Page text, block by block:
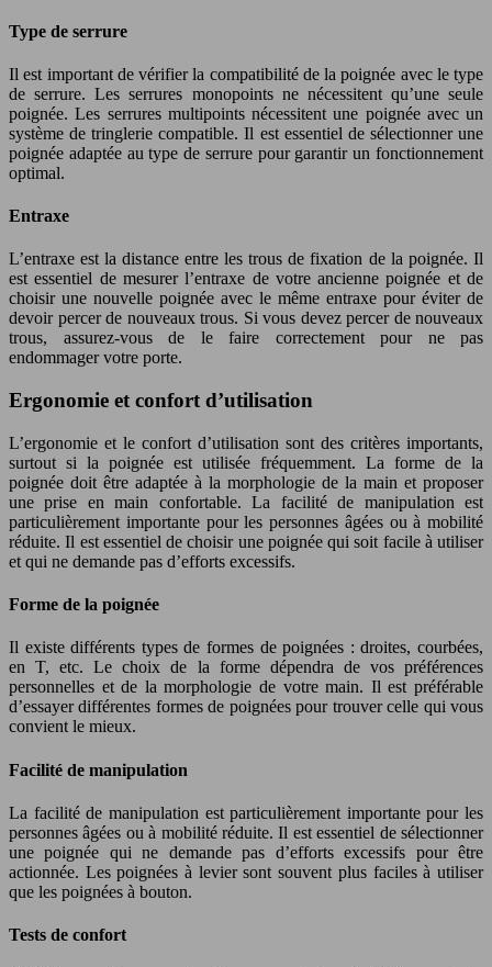
Type de serrure
Il est important de vérifier la compatibilité de la poignée avec le type
de serrure. Les serrures monopoints ne nécessitent qu’une seule
poignée. Les serrures multipoints nécessitent une poignée avec un
système de tringlerie compatible. Il est essentiel de sélectionner une
poignée adaptée au type de serrure pour garantir un fonctionnement
optimal.
Entraxe
L’entraxe est la distance entre les trous de fixation de la poignée. Il
est essentiel de mesurer l’entraxe de votre ancienne poignée et de
choisir une nouvelle poignée avec le même entraxe pour éviter de
devoir percer de nouveaux trous. Si vous devez percer de nouveaux
trous, assurez-vous de le faire correctement pour ne pas
endommager votre porte.
Ergonomie et confort d’utilisation
L’ergonomie et le confort d’utilisation sont des critères importants,
surtout si la poignée est utilisée fréquemment. La forme de la
poignée doit être adaptée à la morphologie de la main et proposer
une prise en main confortable. La facilité de manipulation est
particulièrement importante pour les personnes âgées ou à mobilité
réduite. Il est essentiel de choisir une poignée qui soit facile à utiliser
et qui ne demande pas d’efforts excessifs.
Forme de la poignée
Il existe différents types de formes de poignées : droites, courbées,
en T, etc. Le choix de la forme dépendra de vos préférences
personnelles et de la morphologie de votre main. Il est préférable
d’essayer différentes formes de poignées pour trouver celle qui vous
convient le mieux.
Facilité de manipulation
La facilité de manipulation est particulièrement importante pour les
personnes âgées ou à mobilité réduite. Il est essentiel de sélectionner
une poignée qui ne demande pas d’efforts excessifs pour être
actionnée. Les poignées à levier sont souvent plus faciles à utiliser
que les poignées à bouton.
Tests de confort